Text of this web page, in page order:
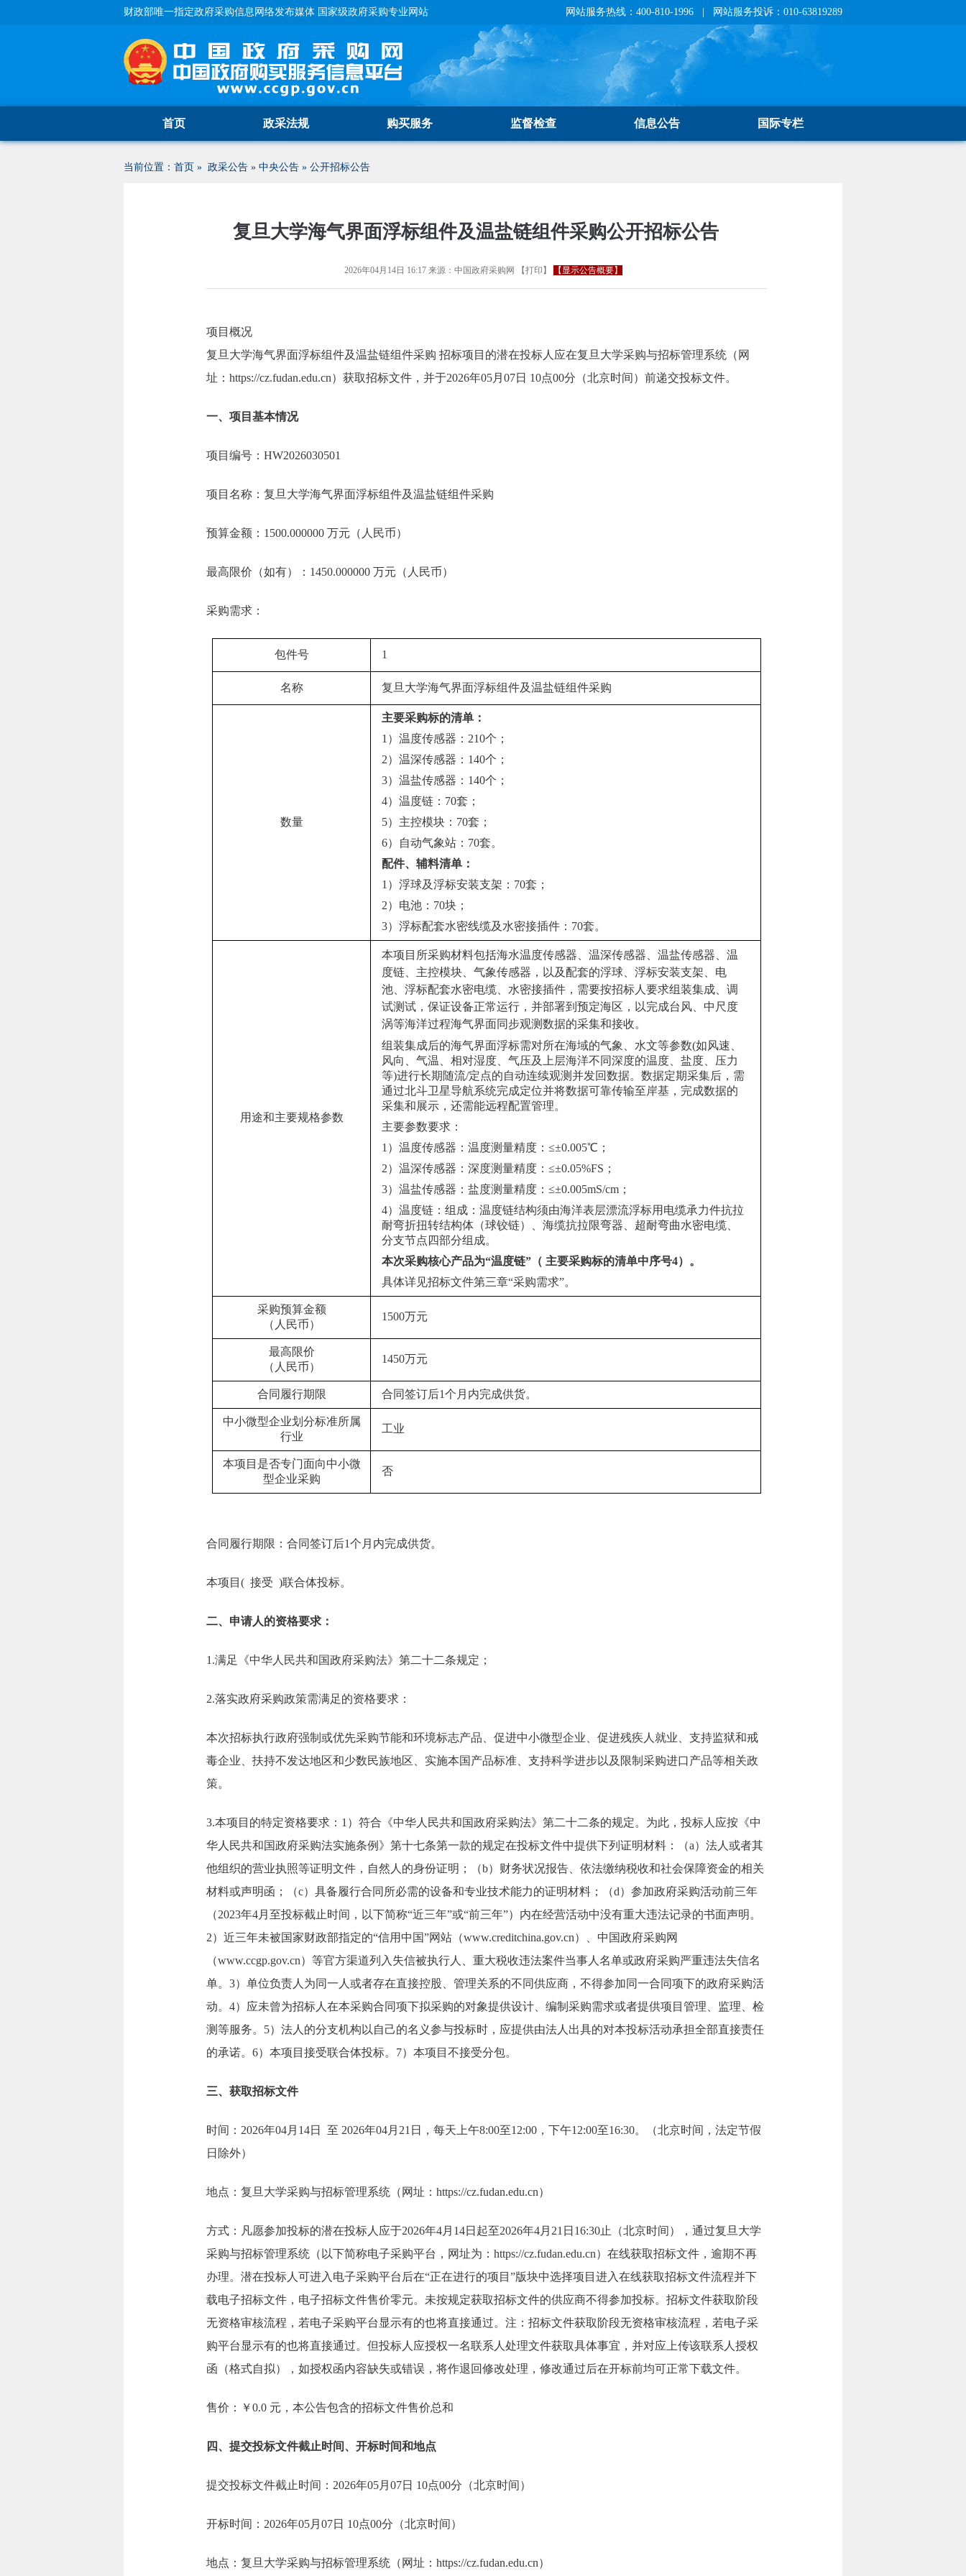
财政部唯一指定政府采购信息网络发布媒体 国家级政府采购专业网站 网站服务热线：400-810-1996 | 网站服务投诉：010-63819289
首页 政采法规 购买服务 监督检查 信息公告 国际专栏
当前位置： 首页 » 政采公告 » 中央公告 » 公开招标公告
复旦大学海气界面浮标组件及温盐链组件采购公开招标公告
2026年04月14日 16:17来源： 中国政府采购网 【打印 】 【显示公告概要】
项目概况
复旦大学海气界面浮标组件及温盐链组件采购 招标项目的潜在投标人应在复旦大学采购与招标管理系统（网
址：https://cz.fudan.edu.cn）获取招标文件，并于2026年05月07日 10点00分（北京时间）前递交投标文件。
一、项目基本情况
项目编号：HW2026030501
项目名称：复旦大学海气界面浮标组件及温盐链组件采购
预算金额：1500.000000 万元（人民币）
最高限价（如有）：1450.000000 万元（人民币）
采购需求：
包件号 1
名称 复旦大学海气界面浮标组件及温盐链组件采购
数量
主要采购标的清单：
1）温度传感器：210个；
2）温深传感器：140个；
3）温盐传感器：140个；
4）温度链：70套；
5）主控模块：70套；
6）自动气象站：70套。
配件、辅料清单：
1）浮球及浮标安装支架：70套；
2）电池：70块；
3）浮标配套水密线缆及水密接插件：70套。
用途和主要规格参数
本项目所采购材料包括海水温度传感器、温深传感器、温盐传感器、温
度链、主控模块、气象传感器，以及配套的浮球、浮标安装支架、电
池、浮标配套水密电缆、水密接插件，需要按招标人要求组装集成、调
试测试，保证设备正常运行，并部署到预定海区，以完成台风、中尺度
涡等海洋过程海气界面同步观测数据的采集和接收。
组装集成后的海气界面浮标需对所在海域的气象、水文等参数(如风速、
风向、气温、相对湿度、气压及上层海洋不同深度的温度、盐度、压力
等)进行长期随流/定点的自动连续观测并发回数据。数据定期采集后，需
通过北斗卫星导航系统完成定位并将数据可靠传输至岸基，完成数据的
采集和展示，还需能远程配置管理。
主要参数要求：
1）温度传感器：温度测量精度：≤±0.005℃；
2）温深传感器：深度测量精度：≤±0.05%FS；
3）温盐传感器：盐度测量精度：≤±0.005mS/cm；
4）温度链：组成：温度链结构须由海洋表层漂流浮标用电缆承力件抗拉
耐弯折扭转结构体（球铰链）、海缆抗拉限弯器、超耐弯曲水密电缆、
分支节点四部分组成。
本次采购核心产品为“温度链”（ 主要采购标的清单中序号4）。
具体详见招标文件第三章“采购需求”。
采购预算金额
（人民币）
1500万元
最高限价
（人民币）
1450万元
合同履行期限 合同签订后1个月内完成供货。
中小微型企业划分标准所属
行业
工业
本项目是否专门面向中小微
型企业采购
否
合同履行期限：合同签订后1个月内完成供货。
本项目( 接受 )联合体投标。
二、申请人的资格要求：
1.满足《中华人民共和国政府采购法》第二十二条规定；
2.落实政府采购政策需满足的资格要求：
本次招标执行政府强制或优先采购节能和环境标志产品、促进中小微型企业、促进残疾人就业、支持监狱和戒
毒企业、扶持不发达地区和少数民族地区、实施本国产品标准、支持科学进步以及限制采购进口产品等相关政
策。
3.本项目的特定资格要求：1）符合《中华人民共和国政府采购法》第二十二条的规定。为此，投标人应按《中
华人民共和国政府采购法实施条例》第十七条第一款的规定在投标文件中提供下列证明材料：（a）法人或者其
他组织的营业执照等证明文件，自然人的身份证明；（b）财务状况报告、依法缴纳税收和社会保障资金的相关
材料或声明函；（c）具备履行合同所必需的设备和专业技术能力的证明材料；（d）参加政府采购活动前三年
（2023年4月至投标截止时间，以下简称“近三年”或“前三年”）内在经营活动中没有重大违法记录的书面声明。
2）近三年未被国家财政部指定的“信用中国”网站（www.creditchina.gov.cn）、中国政府采购网
（www.ccgp.gov.cn）等官方渠道列入失信被执行人、重大税收违法案件当事人名单或政府采购严重违法失信名
单。3）单位负责人为同一人或者存在直接控股、管理关系的不同供应商，不得参加同一合同项下的政府采购活
动。4）应未曾为招标人在本采购合同项下拟采购的对象提供设计、编制采购需求或者提供项目管理、监理、检
测等服务。5）法人的分支机构以自己的名义参与投标时，应提供由法人出具的对本投标活动承担全部直接责任
的承诺。6）本项目接受联合体投标。7）本项目不接受分包。
三、获取招标文件
时间：2026年04月14日 至 2026年04月21日，每天上午8:00至12:00，下午12:00至16:30。（北京时间，法定节假
日除外）
地点：复旦大学采购与招标管理系统（网址：https://cz.fudan.edu.cn）
方式：凡愿参加投标的潜在投标人应于2026年4月14日起至2026年4月21日16:30止（北京时间），通过复旦大学
采购与招标管理系统（以下简称电子采购平台，网址为：https://cz.fudan.edu.cn）在线获取招标文件，逾期不再
办理。潜在投标人可进入电子采购平台后在“正在进行的项目”版块中选择项目进入在线获取招标文件流程并下
载电子招标文件，电子招标文件售价零元。未按规定获取招标文件的供应商不得参加投标。招标文件获取阶段
无资格审核流程，若电子采购平台显示有的也将直接通过。注：招标文件获取阶段无资格审核流程，若电子采
购平台显示有的也将直接通过。但投标人应授权一名联系人处理文件获取具体事宜，并对应上传该联系人授权
函（格式自拟），如授权函内容缺失或错误，将作退回修改处理，修改通过后在开标前均可正常下载文件。
售价：￥0.0 元，本公告包含的招标文件售价总和
四、提交投标文件截止时间、开标时间和地点
提交投标文件截止时间：2026年05月07日 10点00分（北京时间）
开标时间：2026年05月07日 10点00分（北京时间）
地点：复旦大学采购与招标管理系统（网址：https://cz.fudan.edu.cn）